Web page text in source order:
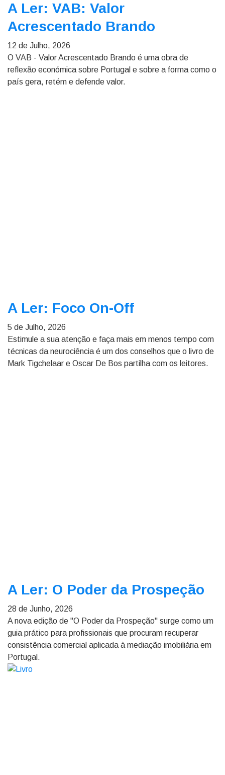
A Ler: VAB: Valor
Acrescentado Brando
12 de Julho, 2026
O VAB - Valor Acrescentado Brando é uma obra de
reflexão económica sobre Portugal e sobre a forma como o
país gera, retém e defende valor.
A Ler: Foco On-Off
5 de Julho, 2026
Estimule a sua atenção e faça mais em menos tempo com
técnicas da neurociência é um dos conselhos que o livro de
Mark Tigchelaar e Oscar De Bos partilha com os leitores.
A Ler: O Poder da Prospeção
28 de Junho, 2026
A nova edição de "O Poder da Prospeção" surge como um
guia prático para profissionais que procuram recuperar
consistência comercial aplicada à mediação imobiliária em
Portugal.